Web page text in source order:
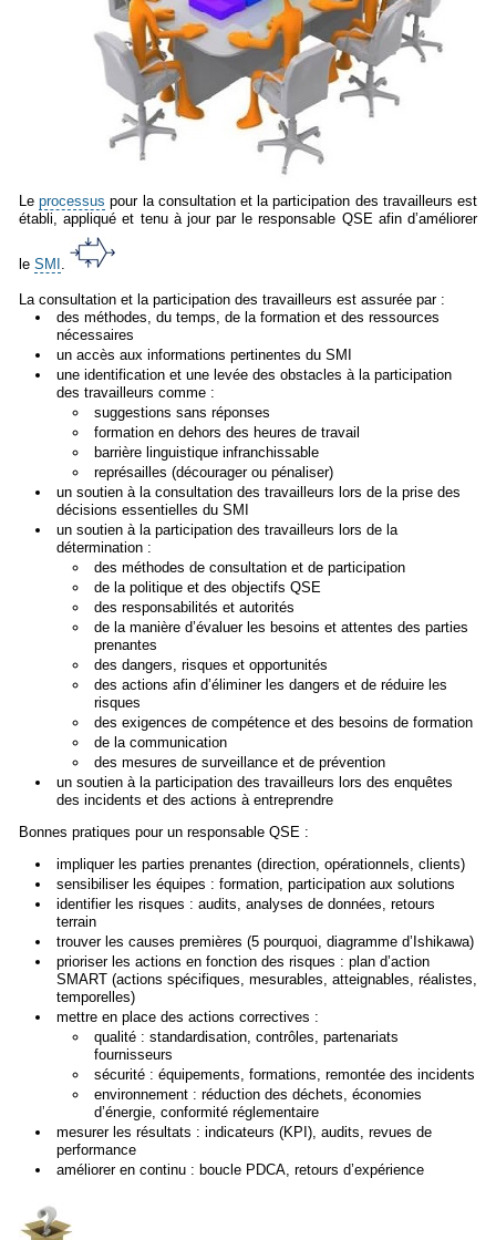
Leprocessus pour la consultation et la participation des travailleurs est
établi, appliqué et tenu à jour par le responsable QSE afin d’améliorer
le SMI .
La consultation et la participation des travailleurs est assurée par :
des méthodes, du temps, de la formation et des ressources
nécessaires
un accès aux informations pertinentes du SMI
une identification et une levée des obstacles à la participation
des travailleurs comme :
suggestions sans réponses
formation en dehors des heures de travail
barrière linguistique infranchissable
représailles (décourager ou pénaliser)
un soutien à la consultation des travailleurs lors de la prise des
décisions essentielles du SMI
un soutien à la participation des travailleurs lors de la
détermination :
des méthodes de consultation et de participation
de la politique et des objectifs QSE
des responsabilités et autorités
de la manière d’évaluer les besoins et attentes des parties
prenantes
des dangers, risques et opportunités
des actions afin d’éliminer les dangers et de réduire les
risques
des exigences de compétence et des besoins de formation
de la communication
des mesures de surveillance et de prévention
un soutien à la participation des travailleurs lors des enquêtes
des incidents et des actions à entreprendre
Bonnes pratiques pour un responsable QSE :
impliquer les parties prenantes (direction, opérationnels, clients)
sensibiliser les équipes : formation, participation aux solutions
identifier les risques : audits, analyses de données, retours
terrain
trouver les causes premières (5 pourquoi, diagramme d’Ishikawa)
prioriser les actions en fonction des risques : plan d’action
SMART (actions spécifiques, mesurables, atteignables, réalistes,
temporelles)
mettre en place des actions correctives :
qualité : standardisation, contrôles, partenariats
fournisseurs
sécurité : équipements, formations, remontée des incidents
environnement : réduction des déchets, économies
d’énergie, conformité réglementaire
mesurer les résultats : indicateurs (KPI), audits, revues de
performance
améliorer en continu : boucle PDCA, retours d’expérience